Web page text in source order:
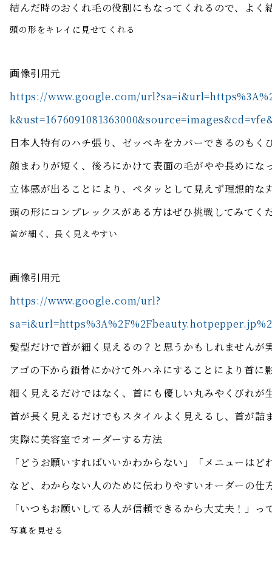
結んだ時のおくれ毛の役割にもなってくれるので、よく
頭の形をキレイに見せてくれる
画像引用元
https://www.google.com/
日本人特有のハチ張り、ゼッペキをカバーできるのもく
顔まわりが短く、後ろにかけて表面の毛がやや長めに
立体感が出ることにより、ペタッとして見えず理想的
頭の形にコンプレックスがある方はぜひ挑戦してみてく
首が細く、長く見えやすい
画像引用元
https://www.google.com/url?
髪型だけで首が細く見えるの？と思うかもしれませんが
アゴの下から鎖骨にかけて外ハネにすることにより首に
細く見えるだけではなく、首にも優しい丸みやくびれが
首が長く見えるだけでもスタイルよく見えるし、首が
実際に美容室でオーダーする方法
「どうお願いすればいいかわからない」「メニューは
など、わからない人のために伝わりやすいオーダーの仕
「いつもお願いしてる人が信頼できるから大丈夫！」
写真を見せる